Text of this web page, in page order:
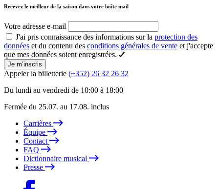
Recevez le meilleur de la saison dans votre boîte mail
Votre adresse e-mail
J'ai pris connaissance des informations sur la protection des
données et du contenu des conditions générales de vente et j'accepte
que mes données soient enregistrées.
Je m’inscris
Appeler la billetterie (+352) 26 32 26 32
Du lundi au vendredi de 10:00 à 18:00
Fermée du 25.07. au 17.08. inclus
Carrières
Équipe
Contact
FAQ
Dictionnaire musical
Presse